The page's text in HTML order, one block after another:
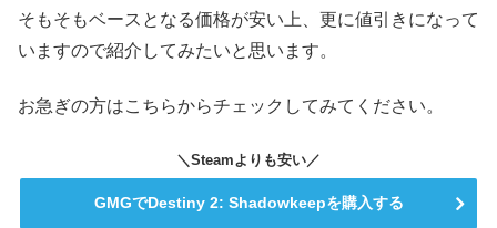
そもそもベースとなる価格が安い上、更に値引きになって
いますので紹介してみたいと思います。
お急ぎの方はこちらからチェックしてみてください。
＼Steamよりも安い／
GMGでDestiny 2: Shadowkeepを購入する